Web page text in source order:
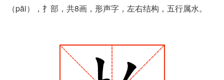
（pāi），扌部，共8画，形声字，左右结构，五行属水。